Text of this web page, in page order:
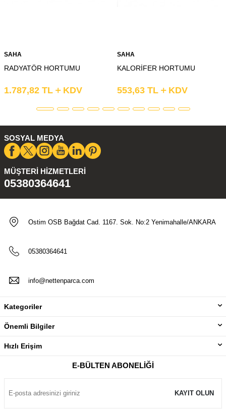
SAHA
RADYATÖR HORTUMU
1.787,82 TL KDV
SAHA
KALORİFER HORTUMU
553,63TL KDV
SOSYAL MEDYA
MÜŞTERI HIZMETLERI
05380364641
Ostim OSB Bağdat Cad. 1167. Sok. No:2 Yenimahalle/ANKARA
05380364641
info@nettenparca.com
Kategoriler
Önemli Bilgiler
Hızlı Erişim
E-BÜLTEN ABONELIĞI
KAYIT OLUN